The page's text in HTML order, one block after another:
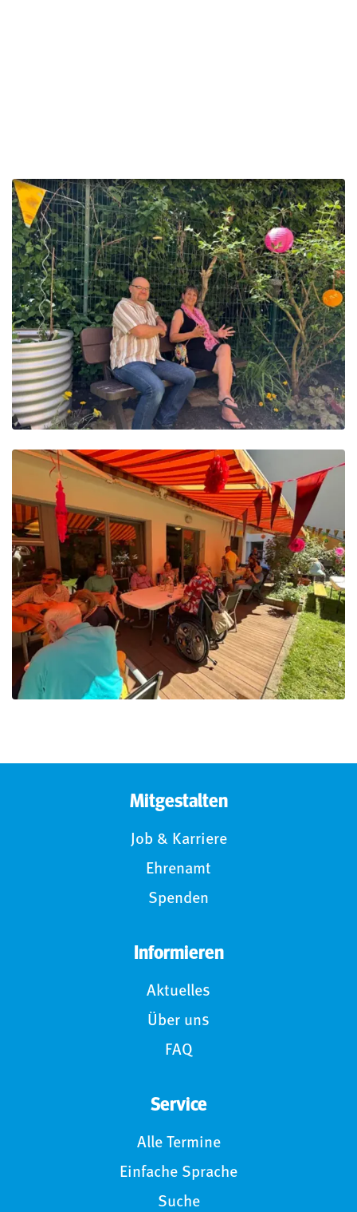
Mitgestalten
Job & Karriere
Ehrenamt
Spenden
Informieren
Aktuelles
Über uns
FAQ
Service
Alle Termine
Einfache Sprache
Suche